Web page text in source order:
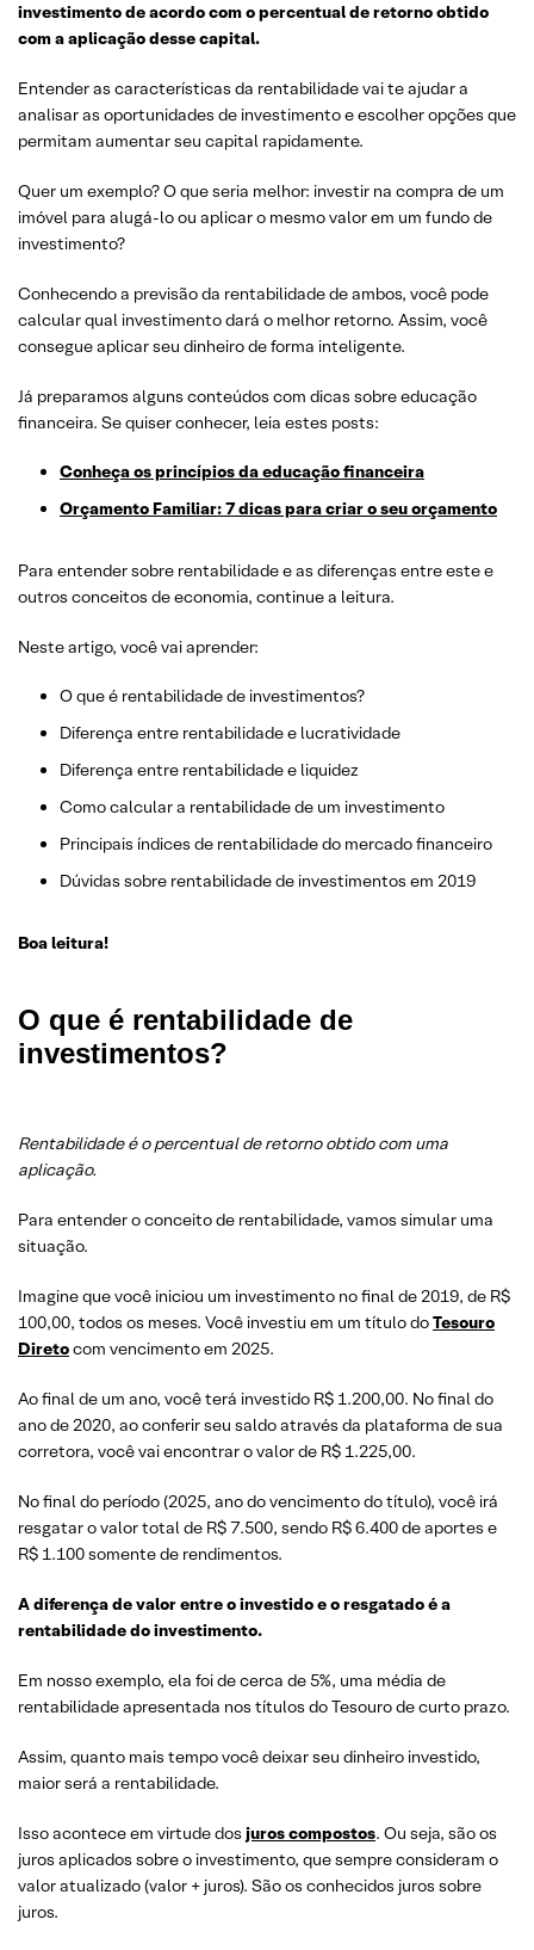
investimento de acordo com o percentual de retorno obtido
com a aplicação desse capital.
Entender as características da rentabilidade vai te ajudar a
analisar as oportunidades de investimento e escolher opções que
permitam aumentar seu capital rapidamente.
Quer um exemplo? O que seria melhor: investir na compra de um
imóvel para alugá-lo ou aplicar o mesmo valor em um fundo de
investimento?
Conhecendo a previsão da rentabilidade de ambos, você pode
calcular qual investimento dará o melhor retorno. Assim, você
consegue aplicar seu dinheiro de forma inteligente.
Já preparamos alguns conteúdos com dicas sobre educação
financeira. Se quiser conhecer, leia estes posts:
Conheça os princípios da educação financeira
Orçamento Familiar: 7 dicas para criar o seu orçamento
Para entender sobre rentabilidade e as diferenças entre este e
outros conceitos de economia, continue a leitura.
Neste artigo, você vai aprender:
O que é rentabilidade de investimentos?
Diferença entre rentabilidade e lucratividade
Diferença entre rentabilidade e liquidez
Como calcular a rentabilidade de um investimento
Principais índices de rentabilidade do mercado financeiro
Dúvidas sobre rentabilidade de investimentos em 2019
Boa leitura!
O que é rentabilidade de
investimentos?
Rentabilidade é o percentual de retorno obtido com uma
aplicação.
Para entender o conceito de rentabilidade, vamos simular uma
situação.
Imagine que você iniciou um investimento no final de 2019, de R$
100,00, todos os meses. Você investiu em um título doTesouro
Diretocom vencimento em 2025.
Ao final de um ano, você terá investido R$ 1.200,00. No final do
ano de 2020, ao conferir seu saldo através da plataforma de sua
corretora, você vai encontrar o valor de R$ 1.225,00.
No final do período (2025, ano do vencimento do título), você irá
resgatar o valor total de R$ 7.500, sendo R$ 6.400 de aportes e
R$ 1.100 somente de rendimentos.
A diferença de valor entre o investido e o resgatado é a
rentabilidade do investimento.
Em nosso exemplo, ela foi de cerca de 5%, uma média de
rentabilidade apresentada nos títulos do Tesouro de curto prazo.
Assim, quanto mais tempo você deixar seu dinheiro investido,
maior será a rentabilidade.
Isso acontece em virtude dos juros compostos. Ou seja, são os
juros aplicados sobre o investimento, que sempre consideram o
valor atualizado (valor + juros). São os conhecidos juros sobre
juros.